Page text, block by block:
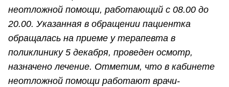
неотложной помощи, работающий с 08.00 до
20.00. Указанная в обращении пациентка
обращалась на приеме у терапевта в
поликлинику 5 декабря, проведен осмотр,
назначено лечение. Отметим, что в кабинете
неотложной помощи работают врачи-